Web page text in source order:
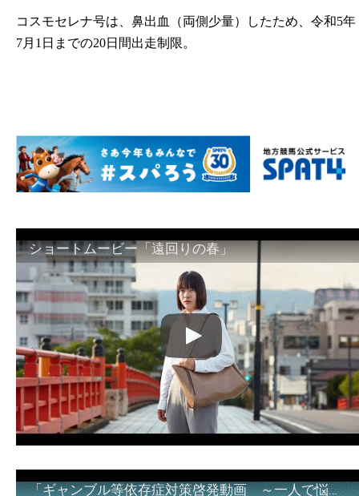
コスモセレナ号は、鼻出血（両側少量）したため、令和5年
7月1日までの20日間出走制限。
ショートムービー「遠回りの春」
「ギャンブル等依存症対策啓発動画 ～一人で悩まず、家族で悩まず、まず！相談機関へ～」